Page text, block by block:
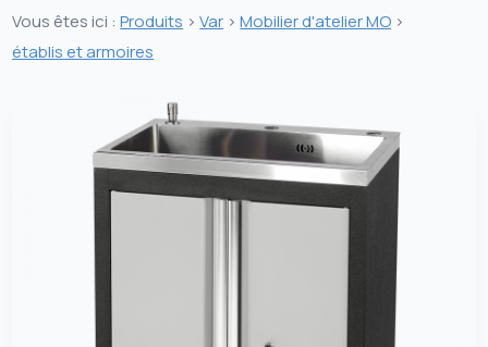
Vous êtes ici :Produits >Var >Mobilier d'atelier MO >
établis et armoires